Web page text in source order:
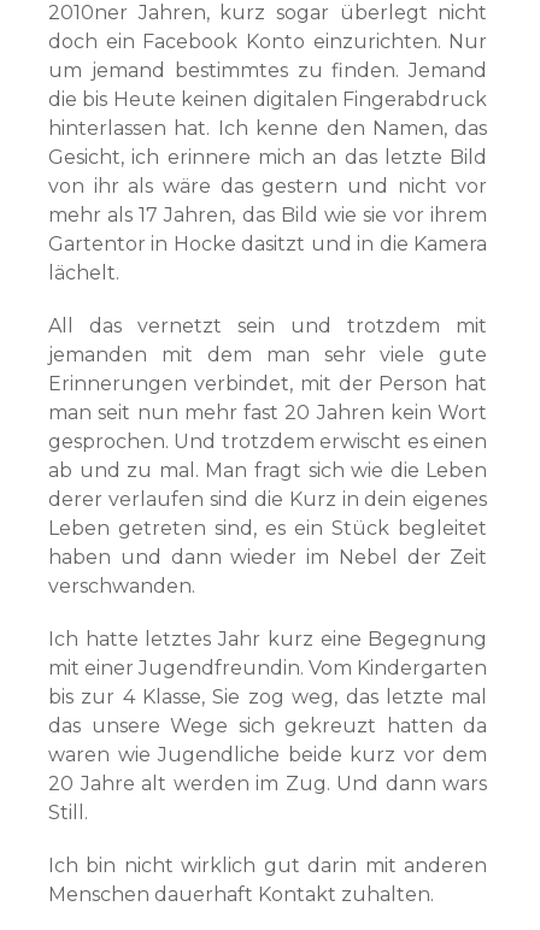
2010ner Jahren, kurz sogar überlegt nicht
doch ein Facebook Konto einzurichten. Nur
um jemand bestimmtes zu finden. Jemand
die bis Heute keinen digitalen Fingerabdruck
hinterlassen hat. Ich kenne den Namen, das
Gesicht, ich erinnere mich an das letzte Bild
von ihr als wäre das gestern und nicht vor
mehr als 17 Jahren, das Bild wie sie vor ihrem
Gartentor in Hocke dasitzt und in die Kamera
lächelt.
All das vernetzt sein und trotzdem mit
jemanden mit dem man sehr viele gute
Erinnerungen verbindet, mit der Person hat
man seit nun mehr fast 20 Jahren kein Wort
gesprochen. Und trotzdem erwischt es einen
ab und zu mal. Man fragt sich wie die Leben
derer verlaufen sind die Kurz in dein eigenes
Leben getreten sind, es ein Stück begleitet
haben und dann wieder im Nebel der Zeit
verschwanden.
Ich hatte letztes Jahr kurz eine Begegnung
mit einer Jugendfreundin. Vom Kindergarten
bis zur 4 Klasse, Sie zog weg, das letzte mal
das unsere Wege sich gekreuzt hatten da
waren wie Jugendliche beide kurz vor dem
20 Jahre alt werden im Zug. Und dann wars
Still.
Ich bin nicht wirklich gut darin mit anderen
Menschen dauerhaft Kontakt zuhalten.